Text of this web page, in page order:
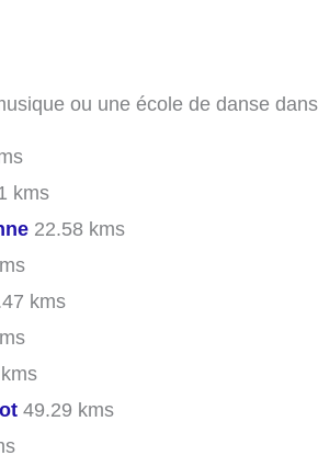
ou une école de danse
kms
22.58 kms
kms
49.29 kms